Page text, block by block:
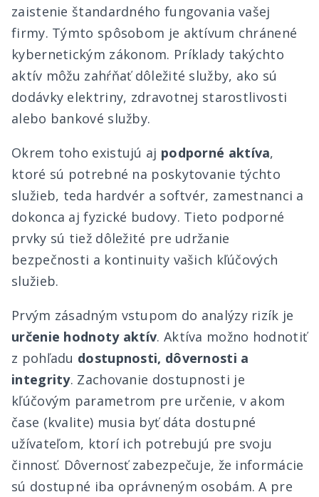
zaistenie štandardného fungovania vašej
firmy. Týmto spôsobom je aktívum chránené
kybernetickým zákonom. Príklady takýchto
aktív môžu zahŕňať dôležité služby, ako sú
dodávky elektriny, zdravotnej starostlivosti
alebo bankové služby.
Okrem toho existujú aj podporné aktíva,
ktoré sú potrebné na poskytovanie týchto
služieb, teda hardvér a softvér, zamestnanci a
dokonca aj fyzické budovy. Tieto podporné
prvky sú tiež dôležité pre udržanie
bezpečnosti a kontinuity vašich kľúčových
služieb.
Prvým zásadným vstupom do analýzy rizík je
určenie hodnoty aktív. Aktíva možno hodnotiť
z pohľadu dostupnosti, dôvernosti a
integrity. Zachovanie dostupnosti je
kľúčovým parametrom pre určenie, v akom
čase (kvalite) musia byť dáta dostupné
užívateľom, ktorí ich potrebujú pre svoju
činnosť. Dôvernosť zabezpečuje, že informácie
sú dostupné iba oprávneným osobám. A pre